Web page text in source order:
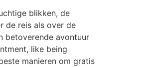
blikken, de
de reis als over de
betoverende avontuur
like being
manieren om gratis